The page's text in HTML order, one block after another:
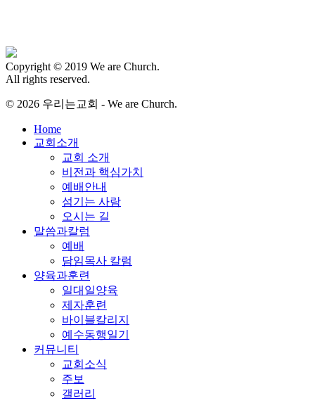
Copyright © 2019 We are Church.
All rights reserved.
© 2026 우리는교회 - We are Church.
Close
Menu
Home
교회소개
교회 소개
비전과 핵심가치
예배안내
섬기는 사람
오시는 길
말씀과칼럼
예배
담임목사 칼럼
양육과훈련
일대일양육
제자훈련
바이블칼리지
예수동행일기
커뮤니티
교회소식
주보
갤러리